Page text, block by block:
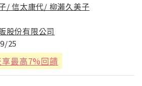
/ 信太康代/ 柳瀨久美子
股份有限公司
25
享最高7%回饋